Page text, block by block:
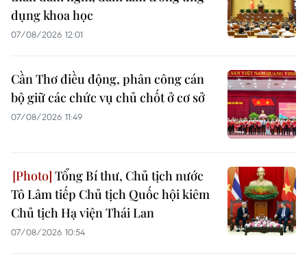
dụng khoa học
07/08/2026 12:01
Cần Thơ điều động, phân công cán
bộ giữ các chức vụ chủ chốt ở cơ sở
07/08/2026 11:49
Tổng Bí thư, Chủ tịch nước
Tô Lâm tiếp Chủ tịch Quốc hội kiêm
Chủ tịch Hạ viện Thái Lan
07/08/2026 10:54